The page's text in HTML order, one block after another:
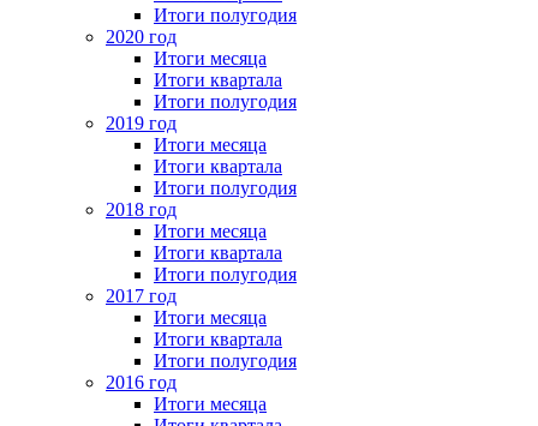
Итоги полугодия
2020 год
Итоги месяца
Итоги квартала
Итоги полугодия
2019 год
Итоги месяца
Итоги квартала
Итоги полугодия
2018 год
Итоги месяца
Итоги квартала
Итоги полугодия
2017 год
Итоги месяца
Итоги квартала
Итоги полугодия
2016 год
Итоги месяца